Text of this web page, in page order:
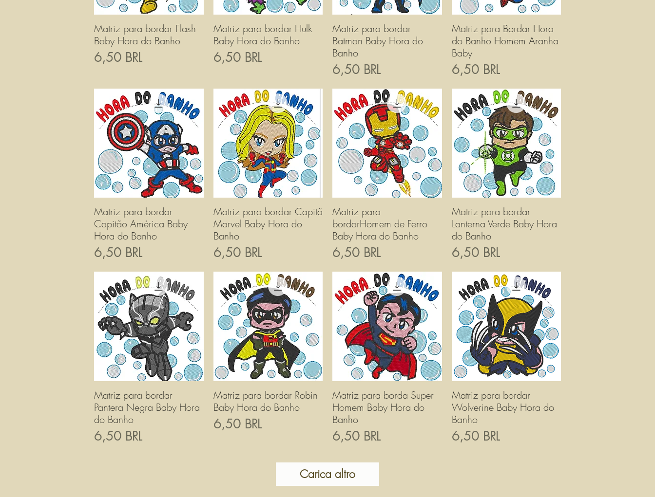
Vista rapida
Matriz para bordar Flash
Baby Hora do Banho
Prezzo
6,50 BRL
Vista rapida
Matriz para bordar Hulk
Baby Hora do Banho
Prezzo
6,50 BRL
Vista rapida
Matriz para bordar
Batman Baby Hora do
Banho
Prezzo
6,50 BRL
Vista rapida
Matriz para Bordar Hora
do Banho Homem Aranha
Baby
Prezzo
6,50 BRL
Vista rapida
Matriz para bordar
Capitão América Baby
Hora do Banho
Prezzo
6,50 BRL
Vista rapida
Matriz para bordar Capitã
Marvel Baby Hora do
Banho
Prezzo
6,50 BRL
Vista rapida
Matriz para
bordarHomem de Ferro
Baby Hora do Banho
Prezzo
6,50 BRL
Vista rapida
Matriz para bordar
Lanterna Verde Baby Hora
do Banho
Prezzo
6,50 BRL
Vista rapida
Matriz para bordar
Pantera Negra Baby Hora
do Banho
Prezzo
6,50 BRL
Vista rapida
Matriz para bordar Robin
Baby Hora do Banho
Prezzo
6,50 BRL
Vista rapida
Matriz para borda Super
Homem Baby Hora do
Banho
Prezzo
6,50 BRL
Vista rapida
Matriz para bordar
Wolverine Baby Hora do
Banho
Prezzo
6,50 BRL
Carica altro